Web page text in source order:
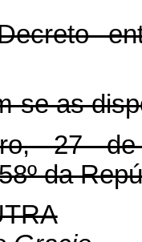
se as
27
da